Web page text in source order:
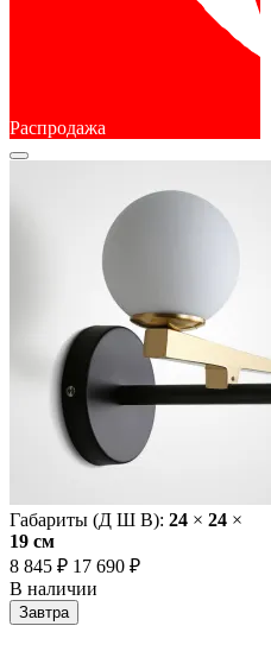
Распродажа
Габариты (Д Ш В): 24 × 24 ×
19 cм
8 845 ₽ 17 690 ₽
В наличии
Завтра